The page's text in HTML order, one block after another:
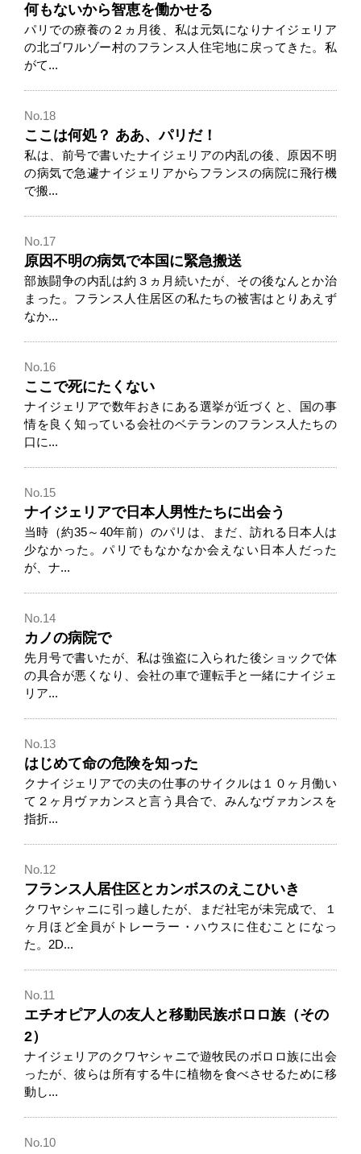
何もないから智恵を働かせる
パリでの療養の２ヵ月後、私は元気になりナイジェリア
の北ゴワルゾー村のフランス人住宅地に戻ってきた。私
がて...
No.18
ここは何処？ ああ、パリだ！
私は、前号で書いたナイジェリアの内乱の後、原因不明
の病気で急遽ナイジェリアからフランスの病院に飛行機
で搬...
No.17
原因不明の病気で本国に緊急搬送
部族闘争の内乱は約３ヵ月続いたが、その後なんとか治
まった。フランス人住居区の私たちの被害はとりあえず
なか...
No.16
ここで死にたくない
ナイジェリアで数年おきにある選挙が近づくと、国の事
情を良く知っている会社のベテランのフランス人たちの
口に...
No.15
ナイジェリアで日本人男性たちに出会う
当時（約35～40年前）のパリは、まだ、訪れる日本人は
少なかった。パリでもなかなか会えない日本人だった
が、ナ...
No.14
カノの病院で
先月号で書いたが、私は強盗に入られた後ショックで体
の具合が悪くなり、会社の車で運転手と一緒にナイジェ
リア...
No.13
はじめて命の危険を知った
クナイジェリアでの夫の仕事のサイクルは１０ヶ月働い
て２ヶ月ヴァカンスと言う具合で、みんなヴァカンスを
指折...
No.12
フランス人居住区とカンボスのえこひいき
クワヤシャニに引っ越したが、まだ社宅が未完成で、１
ヶ月ほど全員がトレーラー・ハウスに住むことになっ
た。2D...
No.11
エチオピア人の友人と移動民族ボロロ族（その
2）
ナイジェリアのクワヤシャニで遊牧民のボロロ族に出会
ったが、彼らは所有する牛に植物を食べさせるために移
動し...
No.10